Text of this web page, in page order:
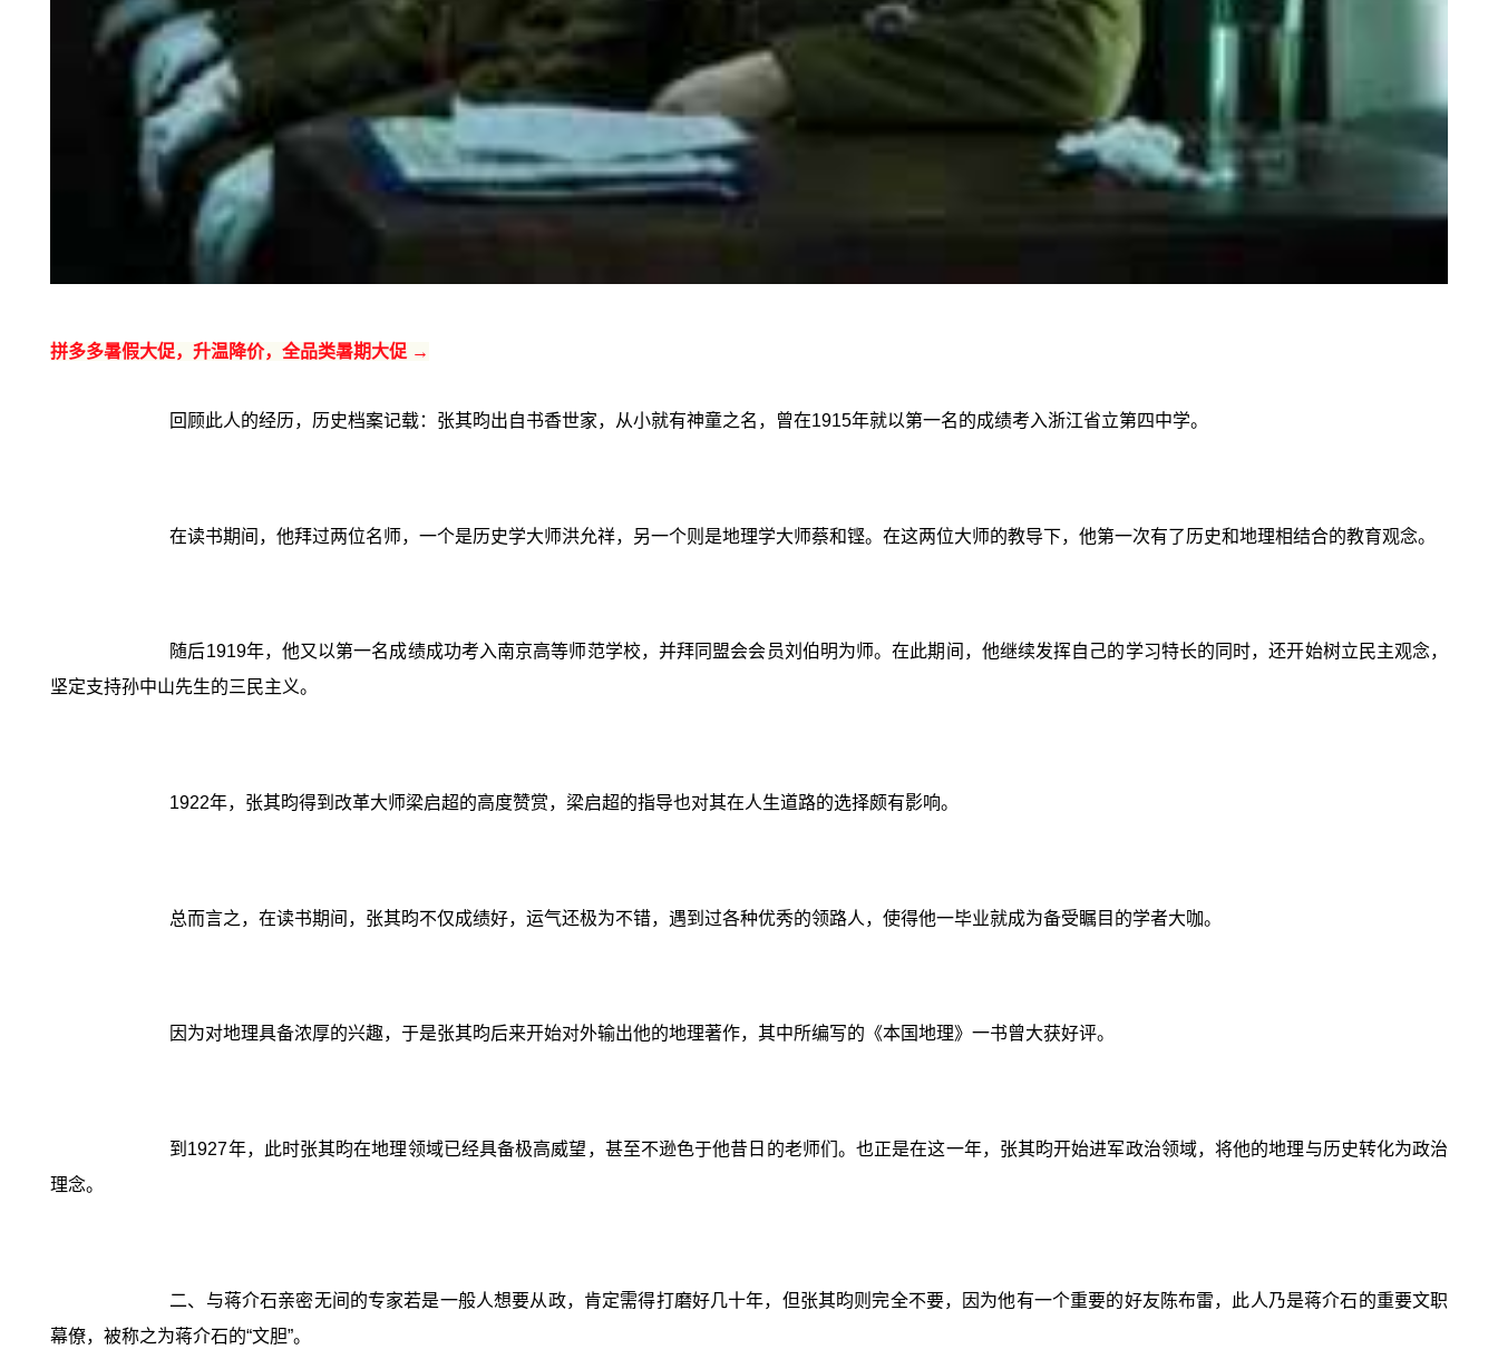
拼多多暑假大促，升温降价，全品类暑期大促 →
回顾此人的经历，历史档案记载：张其昀出自书香世家，从小就有神童之名，曾在1915年就以第一名的成绩考入浙江省立第四中学。
在读书期间，他拜过两位名师，一个是历史学大师洪允祥，另一个则是地理学大师蔡和铿。在这两位大师的教导下，他第一次有了历史和地理相结合的教育观念。
随后1919年，他又以第一名成绩成功考入南京高等师范学校，并拜同盟会会员刘伯明为师。在此期间，他继续发挥自己的学习特长的同时，还开始树立民主观念，
坚定支持孙中山先生的三民主义。
1922年，张其昀得到改革大师梁启超的高度赞赏，梁启超的指导也对其在人生道路的选择颇有影响。
总而言之，在读书期间，张其昀不仅成绩好，运气还极为不错，遇到过各种优秀的领路人，使得他一毕业就成为备受瞩目的学者大咖。
因为对地理具备浓厚的兴趣，于是张其昀后来开始对外输出他的地理著作，其中所编写的《本国地理》一书曾大获好评。
到1927年，此时张其昀在地理领域已经具备极高威望，甚至不逊色于他昔日的老师们。也正是在这一年，张其昀开始进军政治领域，将他的地理与历史转化为政治
理念。
二、与蒋介石亲密无间的专家若是一般人想要从政，肯定需得打磨好几十年，但张其昀则完全不要，因为他有一个重要的好友陈布雷，此人乃是蒋介石的重要文职
幕僚，被称之为蒋介石的“文胆”。